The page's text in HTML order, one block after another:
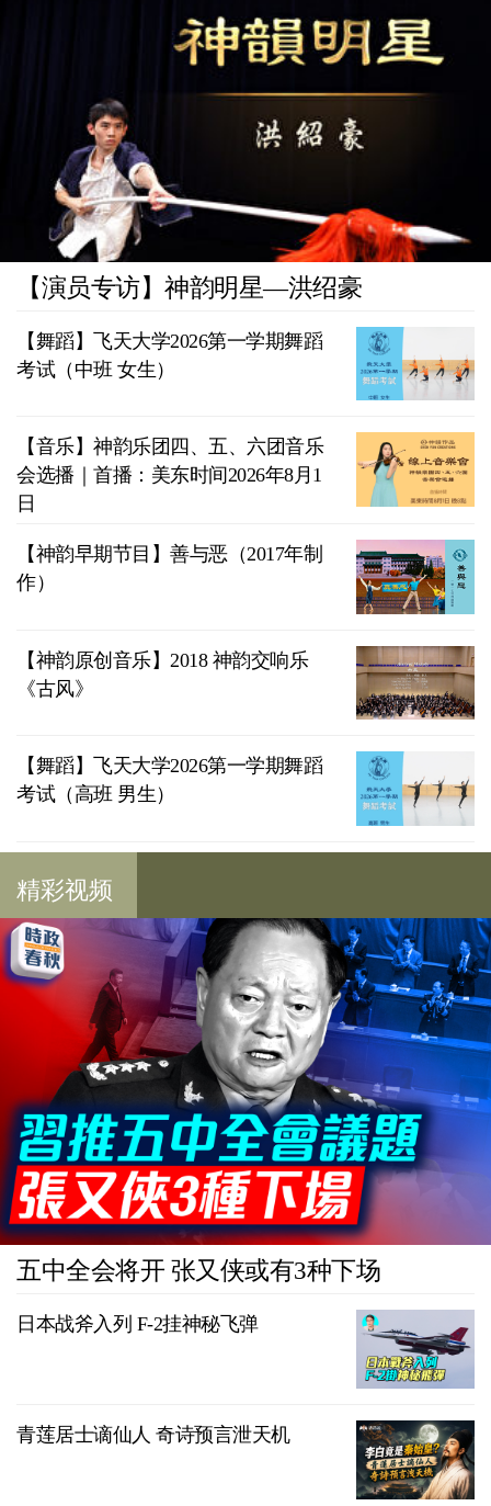
【演员专访】神韵明星—洪绍豪
【舞蹈】飞天大学2026第一学期舞蹈
考试（中班 女生）
【音乐】神韵乐团四、五、六团音乐
会选播｜首播：美东时间2026年8月1
日
【神韵早期节目】善与恶（2017年制
作）
【神韵原创音乐】2018 神韵交响乐
《古风》
【舞蹈】飞天大学2026第一学期舞蹈
考试（高班 男生）
精彩视频
五中全会将开 张又侠或有3种下场
日本战斧入列 F-2挂神秘飞弹
青莲居士谪仙人 奇诗预言泄天机